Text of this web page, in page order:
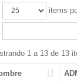
items
1 a 13 de 13